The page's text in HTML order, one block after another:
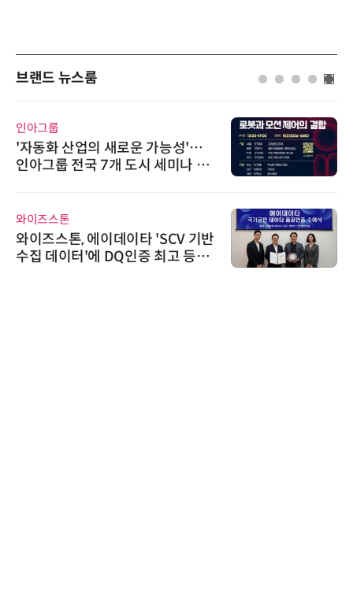
브랜드 뉴스룸
능성'…
미나 페
기반
고 등급
위고페어
위고페어, 서울AI허브
환(AX) 지원사업' 컨소시엄
씨앤에프시스템
씨앤에프시스템, 오웬스그
공 ERP·DX 사업 협력